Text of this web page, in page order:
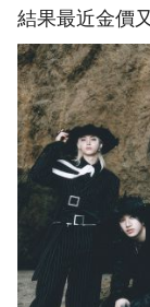
結果最近金價